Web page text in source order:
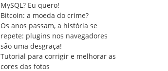
MySQL? Eu quero!
Bitcoin: a moeda do crime?
Os anos passam, a história se
repete: plugins nos navegadores
são uma desgraça!
Tutorial para corrigir e melhorar as
cores das fotos